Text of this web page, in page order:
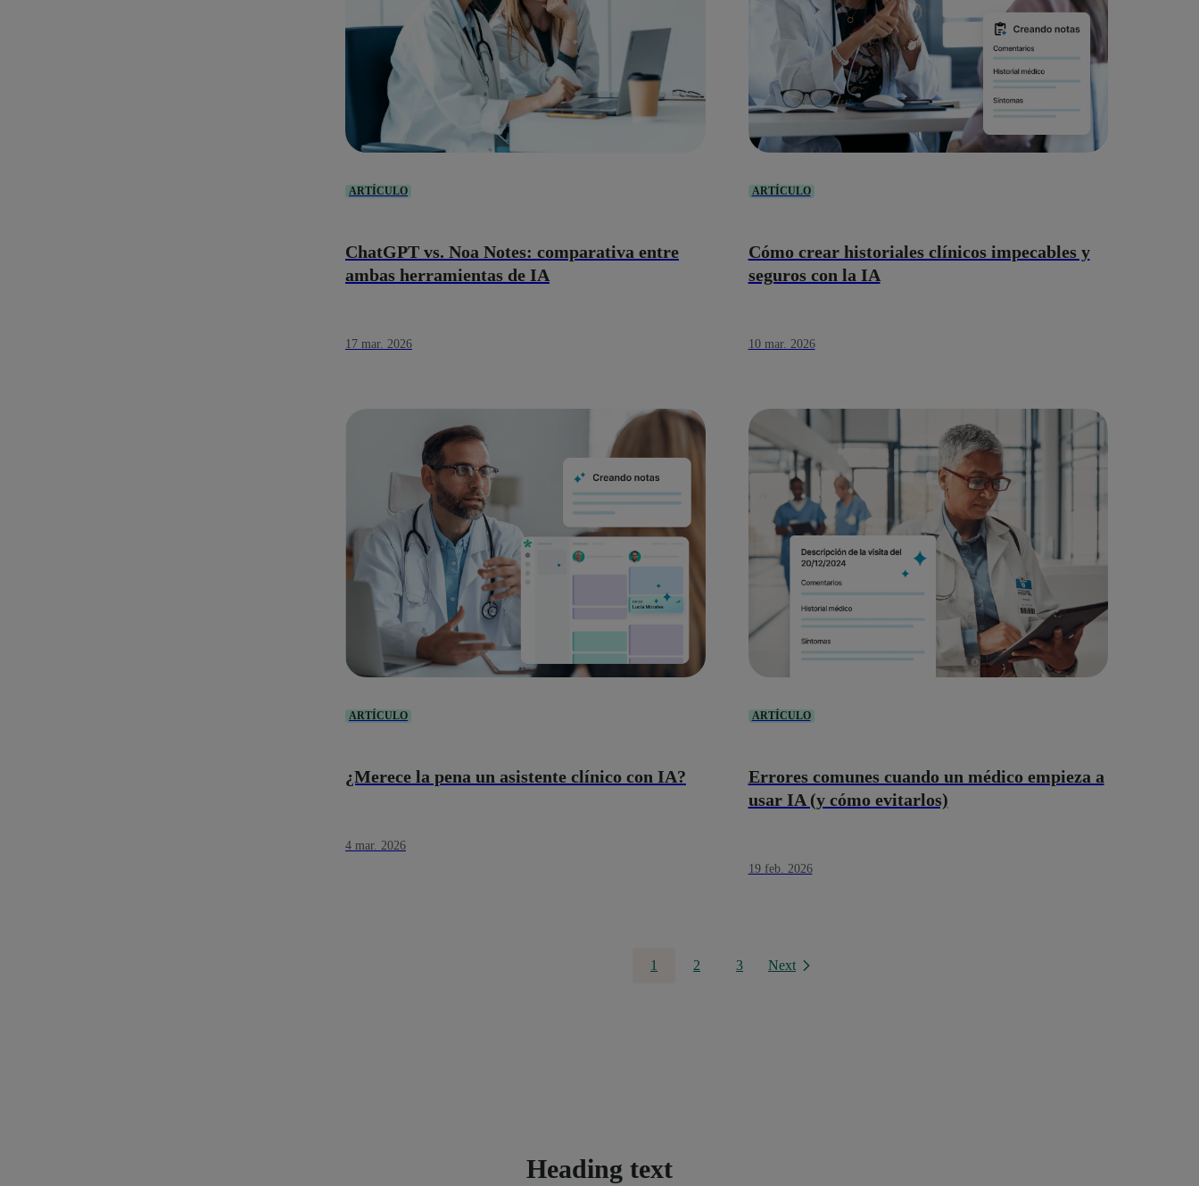
ARTÍCULO
ChatGPT vs. Noa Notes: comparativa entre
ambas herramientas de IA
17 mar. 2026
ARTÍCULO
Cómo crear historiales clínicos impecables y
seguros con la IA
10 mar. 2026
ARTÍCULO
¿Merece la pena un asistente clínico con IA?
4 mar. 2026
ARTÍCULO
Errores comunes cuando un médico empieza a
usar IA (y cómo evitarlos)
19 feb. 2026
1 2 3 Next
Heading text